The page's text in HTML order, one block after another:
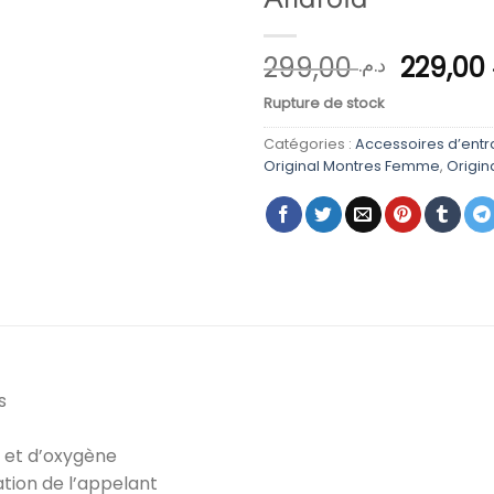
د.م.299,00 Le
initial
était :
Rupture de stock
Catégories : Accessoires
Original Montres Femme,
d’oxygène
de l’appelant